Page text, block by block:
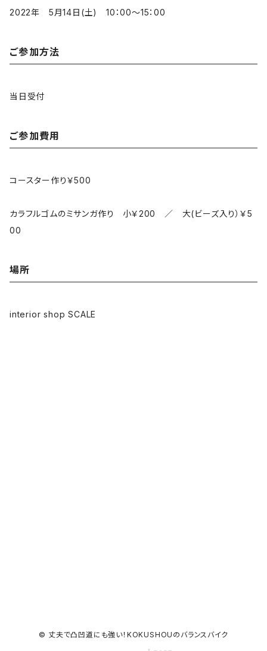
2022年 5月14日(土) 10：00～15：00
ご参加方法
当日受付
ご参加費用
コースター作り￥500
カラフルゴムのミサンガ作り 小￥200 ／ 大(ビーズ入り）￥5
00
場所
interior shop SCALE
© 丈夫で凸凹道にも強い！KOKUSHOUのバランスバイク